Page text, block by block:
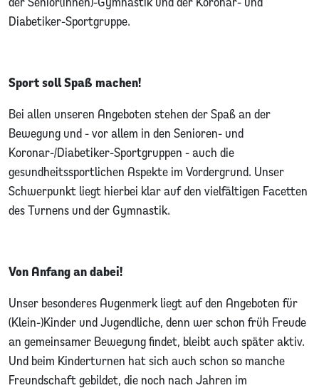
Diabetiker-Sportgruppe.
Sport soll Spaß machen!
Bei allen unseren Angeboten stehen der Spaß an der
Bewegung und - vor allem in den Senioren- und
Koronar-/Diabetiker-Sportgruppen - auch die
gesundheitssportlichen Aspekte im Vordergrund. Unser
Schwerpunkt liegt hierbei klar auf den vielfältigen Facetten
des Turnens und der Gymnastik.
Von Anfang an dabei!
Unser besonderes Augenmerk liegt auf den Angeboten für
(Klein-)Kinder und Jugendliche, denn wer schon früh Freude
an gemeinsamer Bewegung findet, bleibt auch später aktiv.
Und beim Kinderturnen hat sich auch schon so manche
Freundschaft gebildet, die noch nach Jahren im